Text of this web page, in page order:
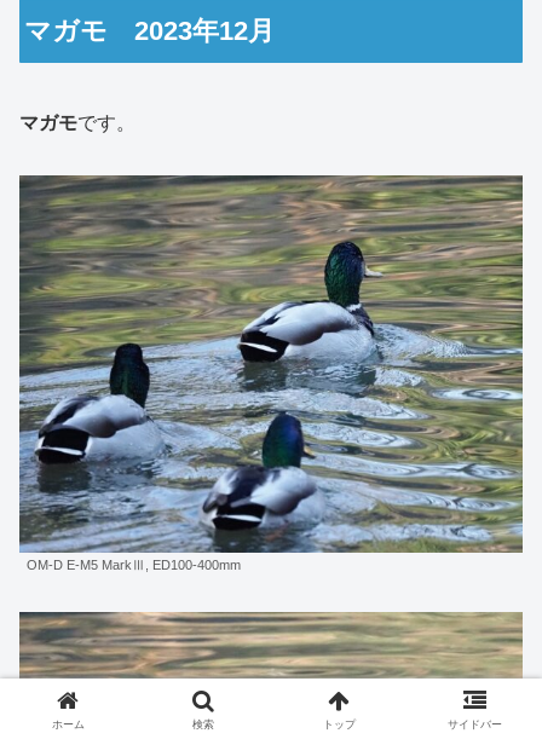
マガモ 2023年12月
マガモです。
OM-D E-M5 MarkⅢ, ED100-400mm
ホーム 検索 トップ サイドバー